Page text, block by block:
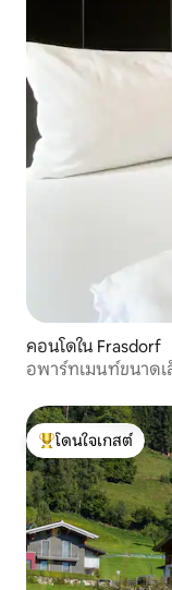
คอนโดใน Frasdorf
อพาร์ทเมนท์ขนาด
โดนใจเกสต์ที่สุด
โดนใจเกสต์